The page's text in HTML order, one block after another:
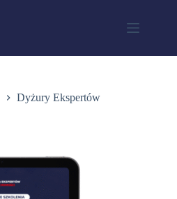
Dyżury Ekspertów